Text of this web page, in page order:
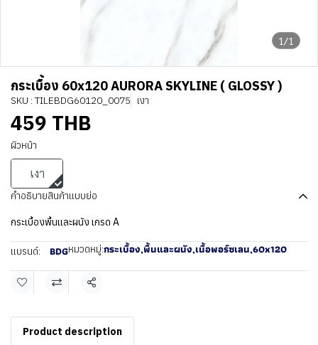
1/1
กระเบื้อง 60x120 AURORA SKYLINE ( GLOSSY )
SKU : TILEBDG60120_0075 เงา
459 THB
ผิวหน้า
เงา
คำอธิบายสินค้าแบบย่อ
กระเบื้องพื้นและผนัง เกรด A
แบรนด์: BDGหมวดหมู่:กระเบื้อง,พื้นและผนัง,เนื้อพอร์ซเลน,60x120
แชร์
Product description